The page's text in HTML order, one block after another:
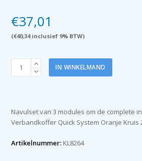
€37,01
(€40,34inclusief 9% BTW)
Quick
System
2021
compleet
IN WINKELMAND
Navulset van 3 modules om de complete
Verbandkoffer Quick System Oranje Kruis
Artikelnummer: KL8264